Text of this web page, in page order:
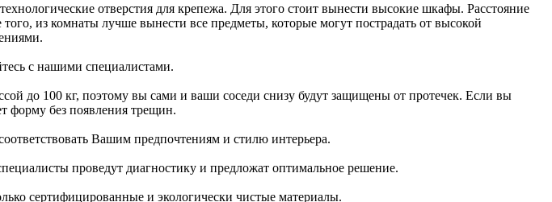
отверстия для крепежа. Для этого стоит вынести высокие шкафы. Расстояние
из комнаты лучше вынести все предметы, которые могут пострадать от высокой
с нашими специалистами.
до 100 кг, поэтому вы сами и ваши соседи снизу будут защищены от протечек. Если вы
форму без появления трещин.
Вашим предпочтениям и стилю интерьера.
проведут диагностику и предложат оптимальное решение.
сертифицированные и экологически чистые материалы.